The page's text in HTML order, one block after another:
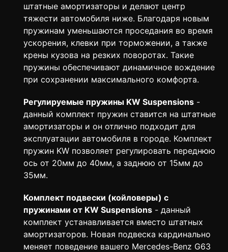
штатные амортизаторы и делают центр
тяжести автомобиля ниже. Благодаря новым
пружинам уменьшаются проседания во время
ускорения, клевки при торможении, а также
крены кузова на резких поворотах. Такие
пружины обеспечивают динамичное вождение
при сохранении максимального комфорта.
Регулируемые пружины KW Suspensions -
данный комплект пружин ставится на штатные
амортизаторы и он отлично подходит для
эксплуатации автомобиля в городе. Комплект
пружин KW позволяет регулировать переднюю
ось от 20мм до 40мм, а заднюю от 15мм до
35мм.
Комплект подвески (койловеры) с
пружинами от KW Suspensions - данный
комплект устанавливается вместо штатных
амортизаторов. Новая подвеска кардинально
меняет поведение вашего Mercedes-Benz G63